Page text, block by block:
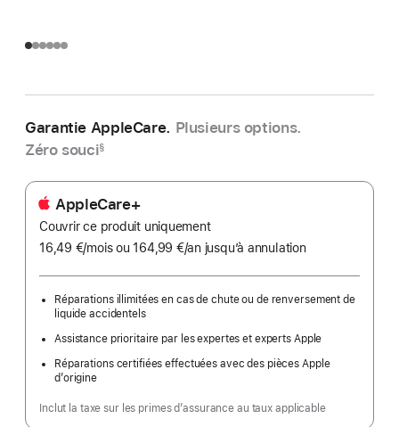
Garantie AppleCare. Plusieurs options.
Zéro souci§
AppleCare+
Couvrir ce produit uniquement
16,49 €/moispar
ou 164,99 €/an par
jusqu’à annulation
Réparations illimitées en cas de chute ou de renversement de
liquide accidentels
Assistance prioritaire par les expertes et experts Apple
Réparations certifiées effectuées avec des pièces Apple
d’origine
Inclut la taxe sur les primes d’assurance au taux applicable